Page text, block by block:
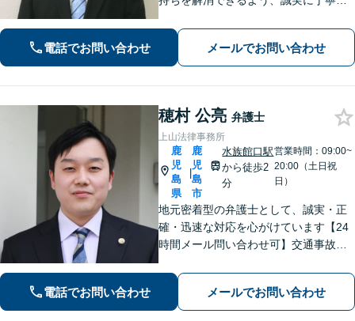
ております【市役所前2分】【休日・夜
間面談OKも可能】
電話でお問い合わせ メールでお問い合わせ
穂村 公亮 弁護士
上山法律事務所
鹿
児
島
県
|
鹿
児
島
市
水族館口駅
から徒歩2
分
営業時間：09:00~
20:00（土日祝
日）
地元密着型の弁護士として、誠実・正
確・迅速な対応を心がけています【24
時間メール問い合わせ可】交通事故／
幅広く対応。新しい人生のスタートを
切るお手伝いをします【市電水族館口
駅2分】【完全個室】
電話でお問い合わせ メールでお問い合わせ